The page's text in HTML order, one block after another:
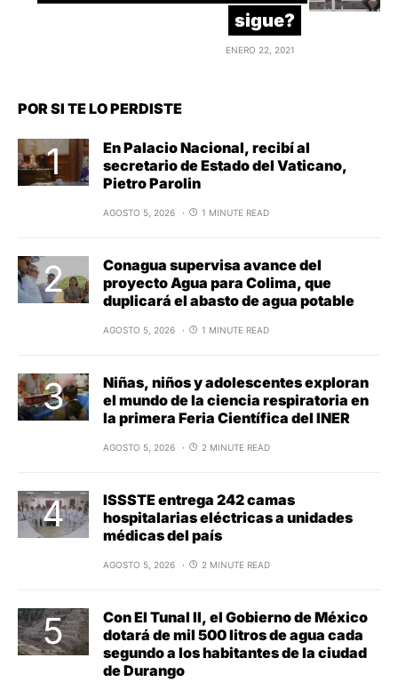
sigue?
ENERO 22, 2021
POR SI TE LO PERDISTE
En Palacio Nacional, recibí al
secretario de Estado del Vaticano,
Pietro Parolin
AGOSTO 5, 2026 1 MINUTE READ
Conagua supervisa avance del
proyecto Agua para Colima, que
duplicará el abasto de agua potable
AGOSTO 5, 2026 1 MINUTE READ
Niñas, niños y adolescentes exploran
el mundo de la ciencia respiratoria en
la primera Feria Científica del INER
AGOSTO 5, 2026 2 MINUTE READ
ISSSTE entrega 242 camas
hospitalarias eléctricas a unidades
médicas del país
AGOSTO 5, 2026 2 MINUTE READ
Con El Tunal II, el Gobierno de México
dotará de mil 500 litros de agua cada
segundo a los habitantes de la ciudad
de Durango